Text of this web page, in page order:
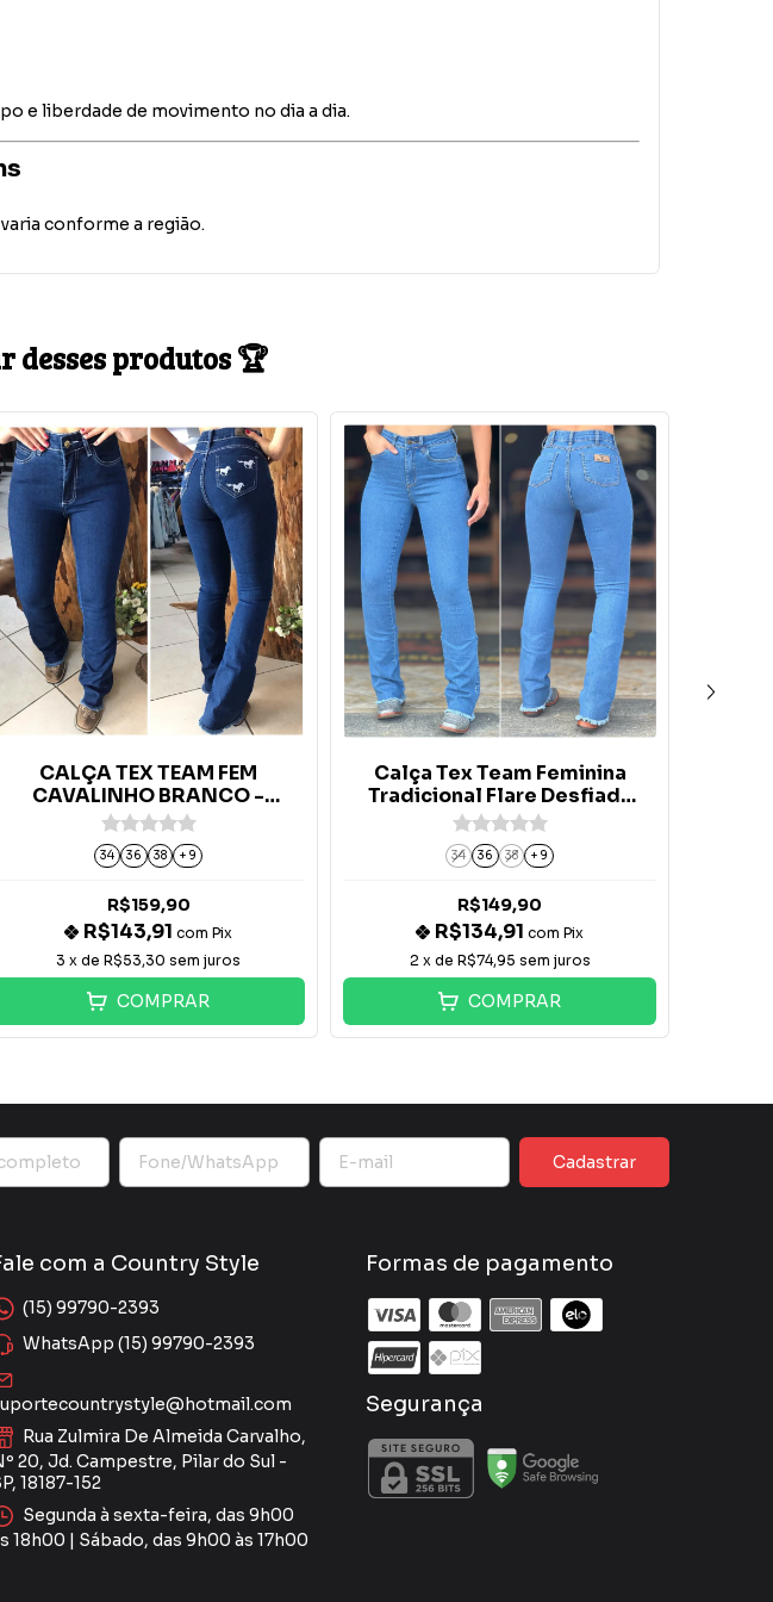
e liberdade de movimento no dia a dia.
conforme a região.
desses produtos 🏆
CALÇA TEX TEAM FEM
CAVALINHO BRANCO -
AMACIADA
34 36 38 + 9
R$159,90
R$143,91 com Pix
3 x de R$53,30 sem juros
COMPRAR
Calça Tex Team Feminina
Tradicional Flare Desfiada
Júlia - Média
34 36 38 + 9
R$149,90
R$134,91 com Pix
2 x de R$74,95 sem juros
COMPRAR
com a Country Style
(15) 99790-2393
WhatsApp (15) 99790-2393
Rua Zulmira De Almeida Carvalho,
20, Jd. Campestre, Pilar do Sul -
18187-152
Segunda à sexta-feira, das 9h00
18h00 | Sábado, das 9h00 às 17h00
Formas de pagamento
Segurança